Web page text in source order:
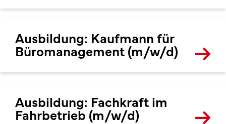
Ausbildung: Kaufmann für
Büromanagement (m/w/d)
Ausbildung: Fachkraft im
Fahrbetrieb (m/w/d)